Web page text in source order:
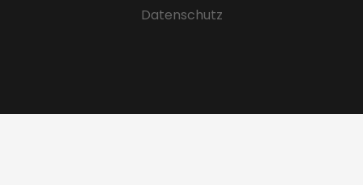
Datenschutz